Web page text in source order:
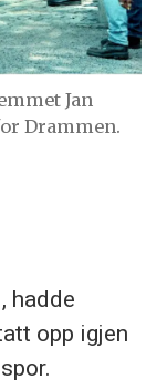
Jan
Drammen.
hadde
opp igjen